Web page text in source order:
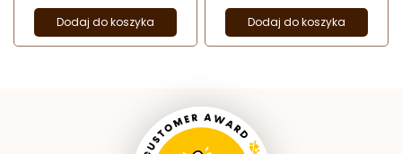
Dodaj do koszyka Dodaj do koszyka